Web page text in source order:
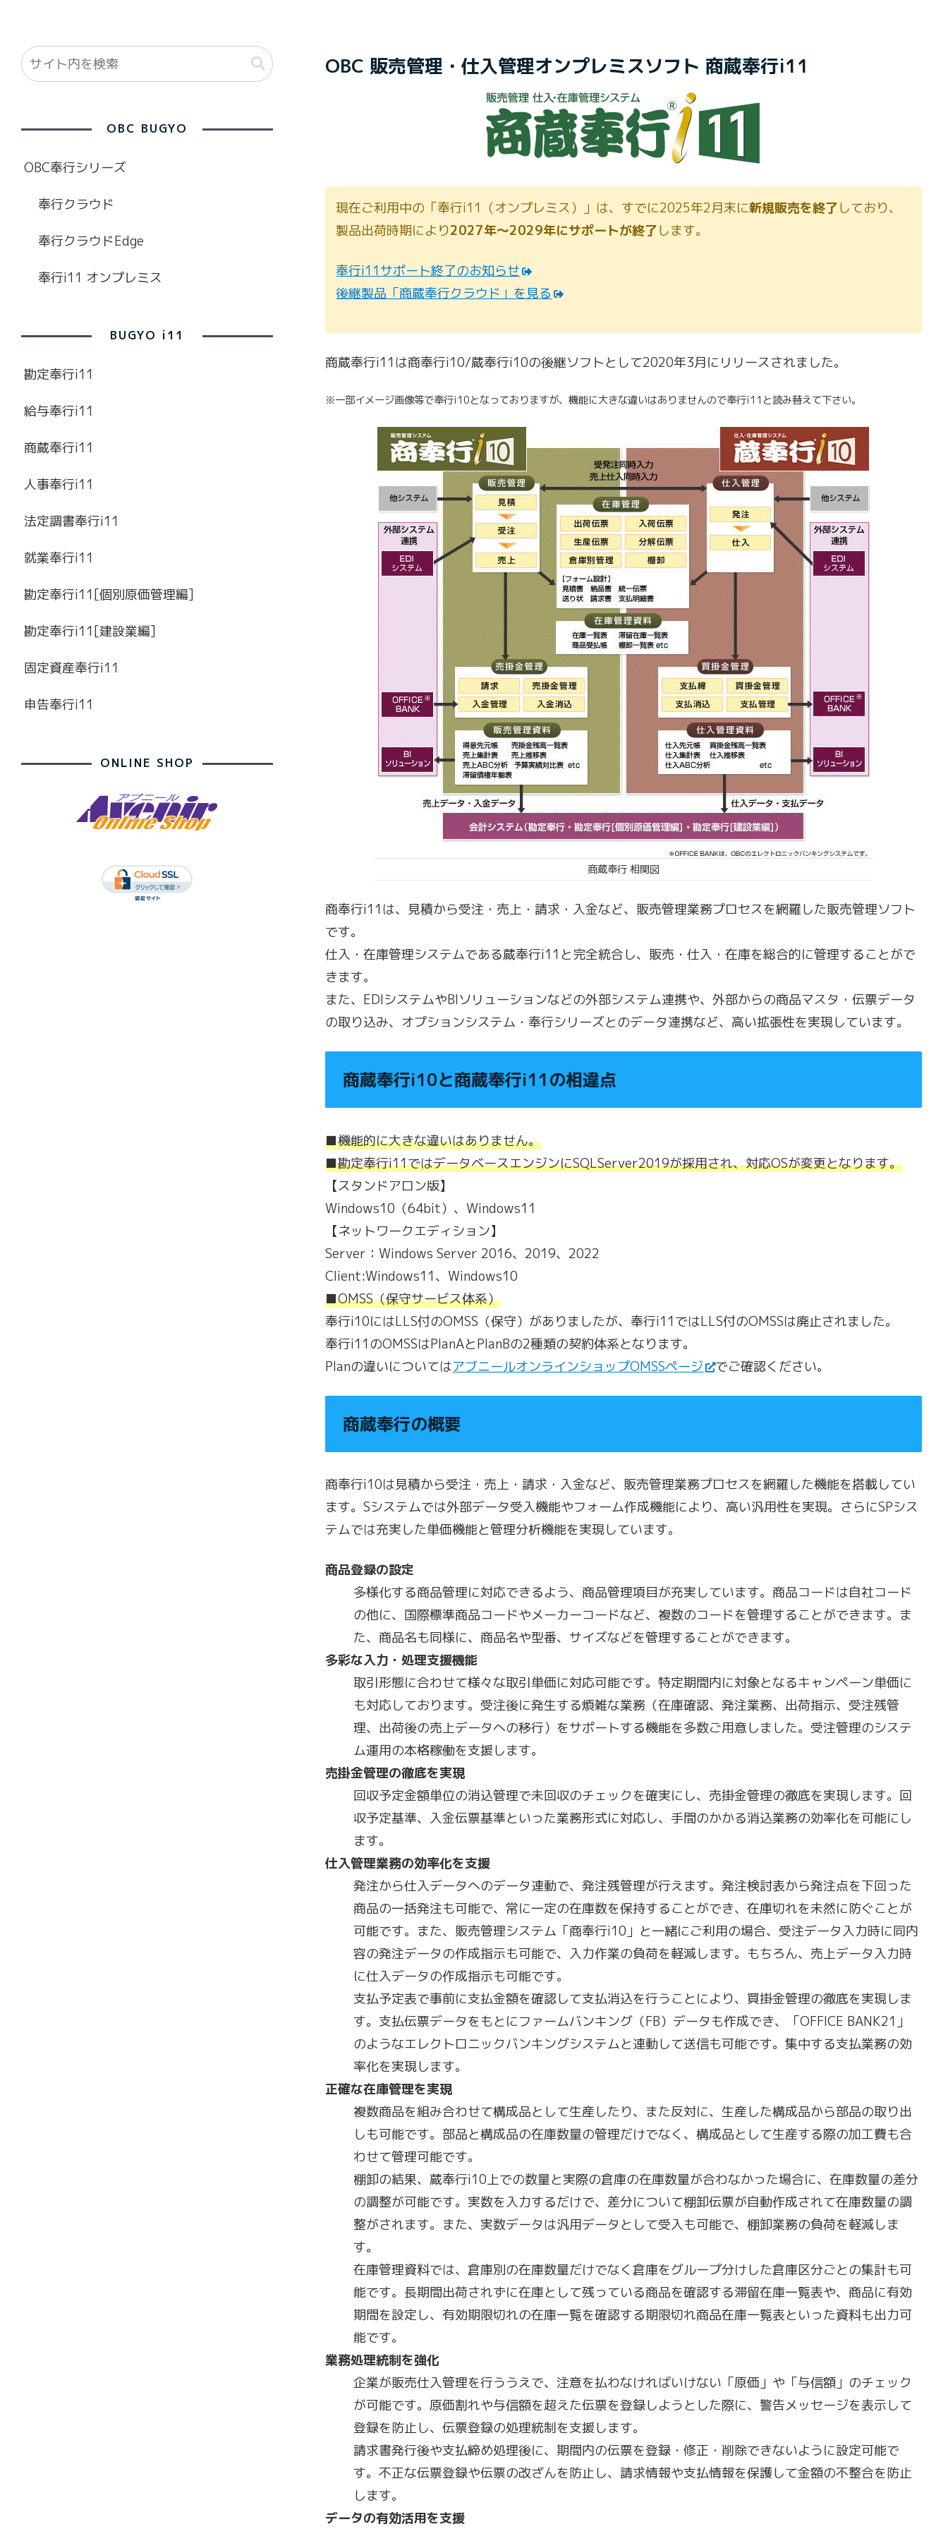
OBC 販売管理・仕入管理オンプレミスソフト 商蔵奉行i11
現在ご利用中の「奉行i11（オンプレミス）」は、すでに2025年2月末に新規販売を終了しており、
製品出荷時期により2027年〜2029年にサポートが終了します。
奉行i11サポート終了のお知らせ
後継製品「商蔵奉行クラウド」を見る
商蔵奉行i11は商奉行i10/蔵奉行i10の後継ソフトとして2020年3月にリリースされました。
※一部イメージ画像等で奉行i10となっておりますが、機能に大きな違いはありませんので奉行i11と読み替えて下さい。
商蔵奉行 相関図
商奉行i11は、見積から受注・売上・請求・入金など、販売管理業務プロセスを網羅した販売管理ソフト
です。
仕入・在庫管理システムである蔵奉行i11と完全統合し、販売・仕入・在庫を総合的に管理することがで
きます。
また、EDIシステムやBIソリューションなどの外部システム連携や、外部からの商品マスタ・伝票データ
の取り込み、オプションシステム・奉行シリーズとのデータ連携など、高い拡張性を実現しています。
商蔵奉行i10と商蔵奉行i11の相違点
■機能的に大きな違いはありません。
■勘定奉行i11ではデータベースエンジンにSQLServer2019が採用され、対応OSが変更となります。
【スタンドアロン版】
Windows10（64bit）、Windows11
【ネットワークエディション】
Server：Windows Server 2016、2019、2022
Client:Windows11、Windows10
■OMSS（保守サービス体系）
奉行i10にはLLS付のOMSS（保守）がありましたが、奉行i11ではLLS付のOMSSは廃止されました。
奉行i11のOMSSはPlanAとPlanBの2種類の契約体系となります。
Planの違いについてはアブニールオンラインショップOMSSページ でご確認ください。
商蔵奉行の概要
商奉行i10は見積から受注・売上・請求・入金など、販売管理業務プロセスを網羅した機能を搭載してい
ます。Sシステムでは外部データ受入機能やフォーム作成機能により、高い汎用性を実現。さらにSPシス
テムでは充実した単価機能と管理分析機能を実現しています。
商品登録の設定
多様化する商品管理に対応できるよう、商品管理項目が充実しています。商品コードは自社コード
の他に、国際標準商品コードやメーカーコードなど、複数のコードを管理することができます。ま
た、商品名も同様に、商品名や型番、サイズなどを管理することができます。
多彩な入力・処理支援機能
取引形態に合わせて様々な取引単価に対応可能です。特定期間内に対象となるキャンペーン単価に
も対応しております。受注後に発生する煩雑な業務（在庫確認、発注業務、出荷指示、受注残管
理、出荷後の売上データへの移行）をサポートする機能を多数ご用意しました。受注管理のシステ
ム運用の本格稼働を支援します。
売掛金管理の徹底を実現
回収予定金額単位の消込管理で未回収のチェックを確実にし、売掛金管理の徹底を実現します。回
収予定基準、入金伝票基準といった業務形式に対応し、手間のかかる消込業務の効率化を可能にし
ます。
仕入管理業務の効率化を支援
発注から仕入データへのデータ連動で、発注残管理が行えます。発注検討表から発注点を下回った
商品の一括発注も可能で、常に一定の在庫数を保持することができ、在庫切れを未然に防ぐことが
可能です。また、販売管理システム「商奉行i10」と一緒にご利用の場合、受注データ入力時に同内
容の発注データの作成指示も可能で、入力作業の負荷を軽減します。もちろん、売上データ入力時
に仕入データの作成指示も可能です。
支払予定表で事前に支払金額を確認して支払消込を行うことにより、買掛金管理の徹底を実現しま
す。支払伝票データをもとにファームバンキング（FB）データも作成でき、「OFFICE BANK21」
のようなエレクトロニックバンキングシステムと連動して送信も可能です。集中する支払業務の効
率化を実現します。
正確な在庫管理を実現
複数商品を組み合わせて構成品として生産したり、また反対に、生産した構成品から部品の取り出
しも可能です。部品と構成品の在庫数量の管理だけでなく、構成品として生産する際の加工費も合
わせて管理可能です。
棚卸の結果、蔵奉行i10上での数量と実際の倉庫の在庫数量が合わなかった場合に、在庫数量の差分
の調整が可能です。実数を入力するだけで、差分について棚卸伝票が自動作成されて在庫数量の調
整がされます。また、実数データは汎用データとして受入も可能で、棚卸業務の負荷を軽減しま
す。
在庫管理資料では、倉庫別の在庫数量だけでなく倉庫をグループ分けした倉庫区分ごとの集計も可
能です。長期間出荷されずに在庫として残っている商品を確認する滞留在庫一覧表や、商品に有効
期間を設定し、有効期限切れの在庫一覧を確認する期限切れ商品在庫一覧表といった資料も出力可
能です。
業務処理統制を強化
企業が販売仕入管理を行ううえで、注意を払わなければいけない「原価」や「与信額」のチェック
が可能です。原価割れや与信額を超えた伝票を登録しようとした際に、警告メッセージを表示して
登録を防止し、伝票登録の処理統制を支援します。
請求書発行後や支払締め処理後に、期間内の伝票を登録・修正・削除できないように設定可能で
す。不正な伝票登録や伝票の改ざんを防止し、請求情報や支払情報を保護して金額の不整合を防止
します。
データの有効活用を支援
OBC BUGYO
OBC奉行シリーズ
奉行クラウド
奉行クラウドEdge
奉行i11 オンプレミス
BUGYO i11
勘定奉行i11
給与奉行i11
商蔵奉行i11
人事奉行i11
法定調書奉行i11
就業奉行i11
勘定奉行i11[個別原価管理編]
勘定奉行i11[建設業編]
固定資産奉行i11
申告奉行i11
ONLINE SHOP